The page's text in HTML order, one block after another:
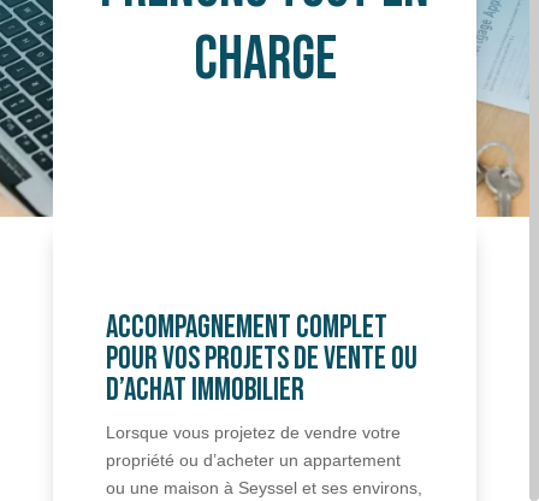
Charge
Accompagnement Complet
pour Vos Projets de Vente ou
d’Achat Immobilier
Lorsque vous projetez de vendre votre
propriété ou d’acheter un appartement
ou une maison à Seyssel et ses environs,